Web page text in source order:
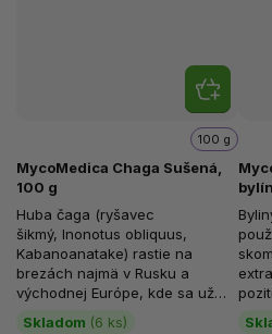
MycoMedica Chaga Sušená,
100 g
Skladom (6 ks)
100 g
Huba čaga (ryšavec
šikmý, Inonotus obliquus,
Kabanoanatake) rastie na
brezách najmä v Rusku a
východnej Európe, kde sa už
stovky rokov používa ako